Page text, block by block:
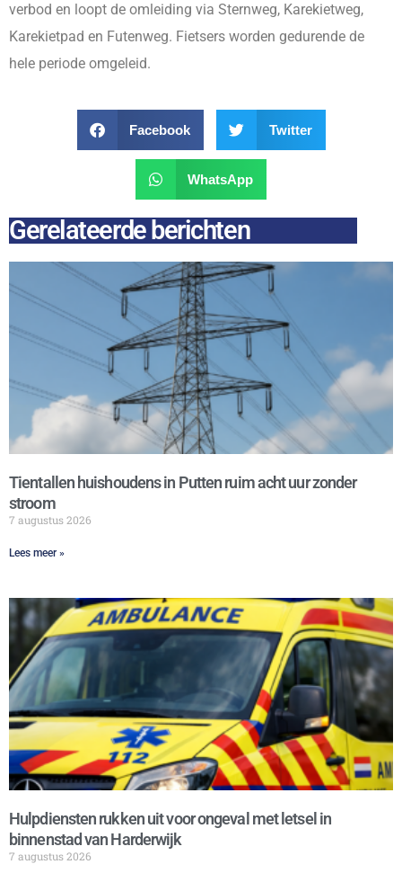
verbod en loopt de omleiding via Sternweg, Karekietweg,
Karekietpad en Futenweg. Fietsers worden gedurende de
hele periode omgeleid.
Facebook Twitter
WhatsApp
Gerelateerde berichten
Tientallen huishoudens in Putten ruim acht uur zonder
stroom
7 augustus 2026
Lees meer »
Hulpdiensten rukken uit voor ongeval met letsel in
binnenstad van Harderwijk
7 augustus 2026